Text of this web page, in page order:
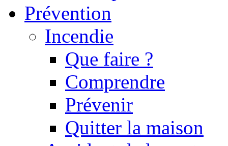
Prévention
Incendie
Que faire ?
Comprendre
Prévenir
Quitter la maison